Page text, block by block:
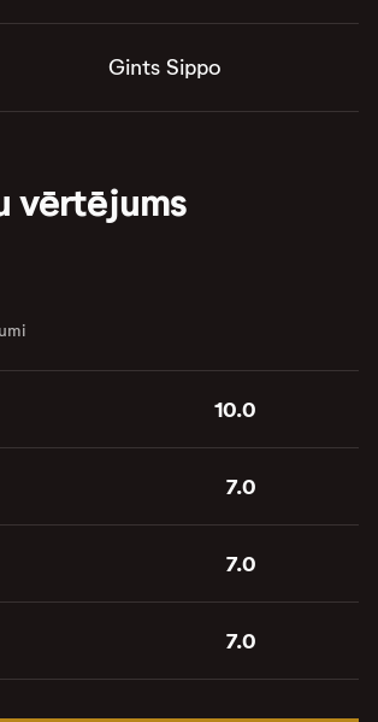
Gints Sippo
vērtējums
10.0
7.0
7.0
7.0